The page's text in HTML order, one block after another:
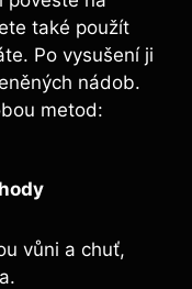
také použít
Po vysušení ji
nádob.
metod:
vůni a chuť,